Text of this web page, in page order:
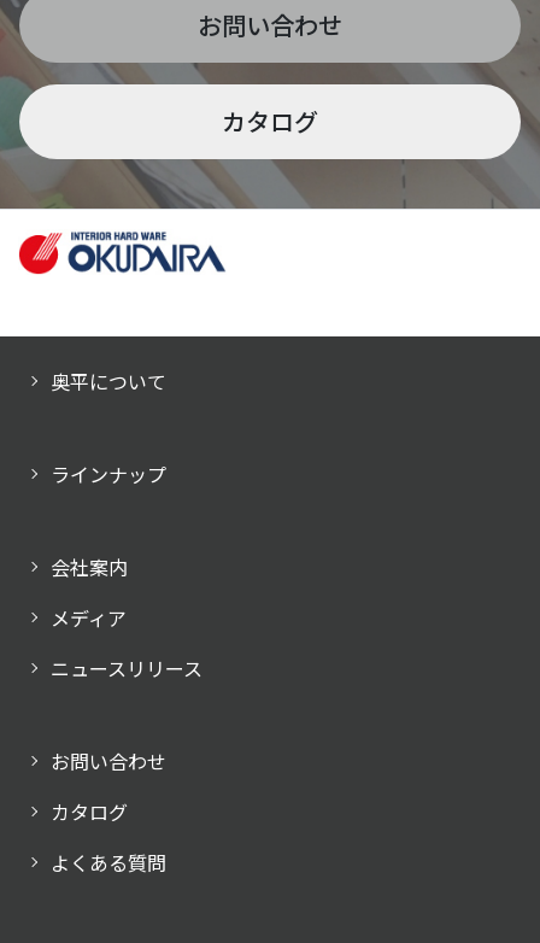
お問い合わせ
カタログ
奥平について
ラインナップ
会社案内
メディア
ニュースリリース
お問い合わせ
カタログ
よくある質問